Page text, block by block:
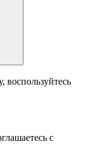
воспользуйтесь
с